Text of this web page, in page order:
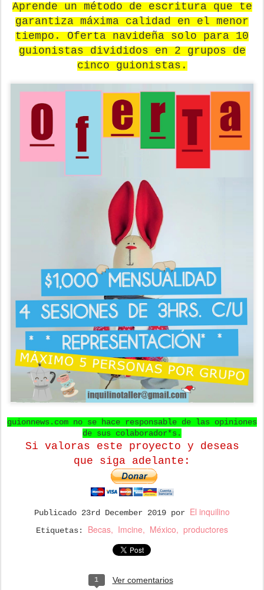
Aprende un método de escritura que te
garantiza máxima calidad en el menor
tiempo. Oferta navideña solo para 10
guionistas divididos en 2 grupos de
cinco guionistas.
guionnews.com no se hace responsable de las opiniones
de sus colaborador*s.
Si valoras este proyecto y deseas
que siga adelante:
Publicado 23rd December 2019 por El inquilino
Etiquetas: Becas Imcine México productores
1 Ver comentarios